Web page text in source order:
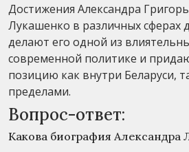
Достижения Александра
Лукашенко в различных сферах
делают его одной из
современной политике и
позицию как внутри Беларуси,
пределами.
Вопрос-ответ:
Какова биография Александра